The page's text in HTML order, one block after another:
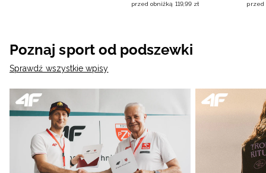
przed obniżką 119,99 zł
przed
Poznaj sport od podszewki
Sprawdź wszystkie wpisy